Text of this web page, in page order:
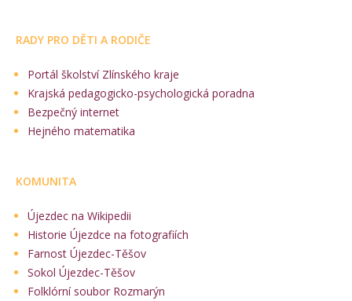
RADY PRO DĚTI A RODIČE
Portál školství Zlínského kraje
Krajská pedagogicko-psychologická poradna
Bezpečný internet
Hejného matematika
KOMUNITA
Újezdec na Wikipedii
Historie Újezdce na fotografiích
Farnost Újezdec-Těšov
Sokol Újezdec-Těšov
Folklórní soubor Rozmarýn